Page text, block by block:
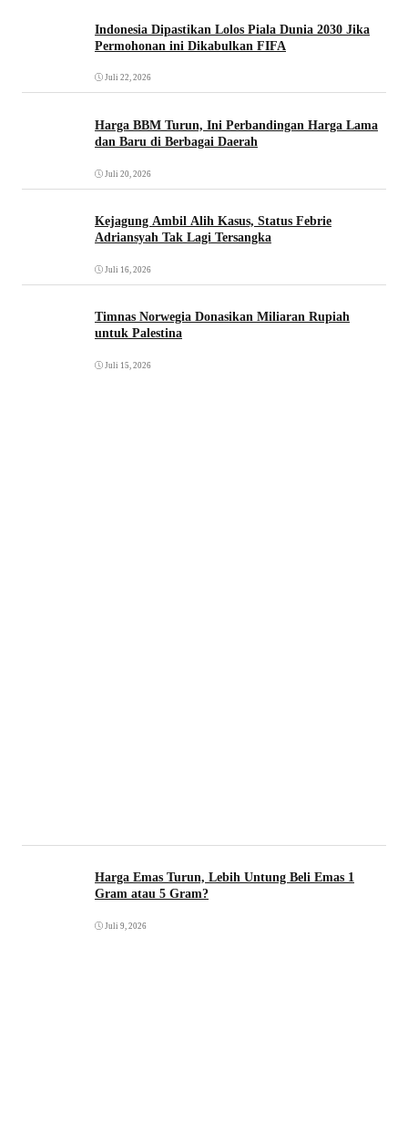
Indonesia Dipastikan Lolos Piala Dunia 2030 Jika
Permohonan ini Dikabulkan FIFA
Juli 22, 2026
Harga BBM Turun, Ini Perbandingan Harga Lama
dan Baru di Berbagai Daerah
Juli 20, 2026
Kejagung Ambil Alih Kasus, Status Febrie
Adriansyah Tak Lagi Tersangka
Juli 16, 2026
Timnas Norwegia Donasikan Miliaran Rupiah
untuk Palestina
Juli 15, 2026
Harga Emas Turun, Lebih Untung Beli Emas 1
Gram atau 5 Gram?
Juli 9, 2026